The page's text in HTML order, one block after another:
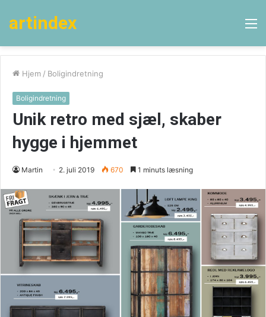
artindex
Hjem / Boligindretning
Boligindretning
Unik retro med sjæl, skaber
hygge i hjemmet
Martin 2. juli 2019 670 1 minuts læsning